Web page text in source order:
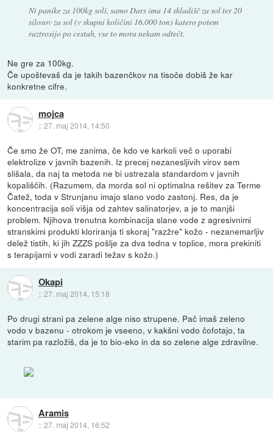
Ni panike za 100kg soli, samo Dars ima 14 skladišč za sol ter 20
silosov za sol (v skupni količini 16.000 ton) katero potem
raztrosijo po cestah, vse to mora nekam odtečt.
Ne gre za 100kg.
Če upoštevaš da je takih bazenčkov na tisoče dobiš že kar
konkretne cifre.
mojca
::27. maj 2014, 14:50
Če smo že OT, me zanima, če kdo ve karkoli več o uporabi
elektrolize v javnih bazenih. Iz precej nezanesljivih virov sem
slišala, da naj ta metoda ne bi ustrezala standardom v javnih
kopališčih. (Razumem, da morda sol ni optimalna rešitev za Terme
Čatež, toda v Strunjanu imajo slano vodo zastonj. Res, da je
koncentracija soli višja od zahtev salinatorjev, a je to manjši
problem. Njihova trenutna kombinacija slane vode z agresivnimi
stranskimi produkti kloriranja ti skoraj "razžre" kožo - nezanemarljiv
delež tistih, ki jih ZZZS pošlje za dva tedna v toplice, mora prekiniti
s terapijami v vodi zaradi težav s kožo.)
Okapi
::27. maj 2014, 15:18
Po drugi strani pa zelene alge niso strupene. Pač imaš zeleno
vodo v bazenu - otrokom je vseeno, v kakšni vodo čofotajo, ta
starim pa razložiš, da je to bio-eko in da so zelene alge zdravilne.
Aramis
::27. maj 2014, 16:52